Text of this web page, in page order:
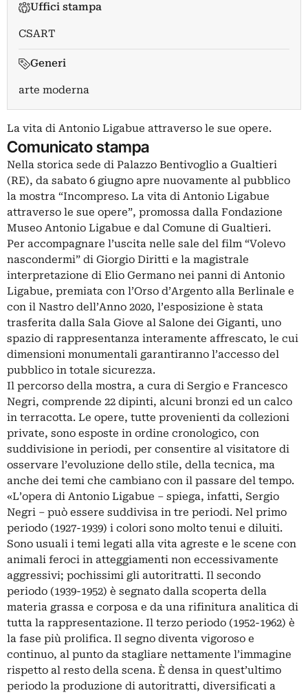
Uffici stampa
CSART
Generi
arte moderna
La vita di Antonio Ligabue attraverso le sue opere.
Comunicato stampa
Nella storica sede di Palazzo Bentivoglio a Gualtieri
(RE), da sabato 6 giugno apre nuovamente al pubblico
la mostra “Incompreso. La vita di Antonio Ligabue
attraverso le sue opere”, promossa dalla Fondazione
Museo Antonio Ligabue e dal Comune di Gualtieri.
Per accompagnare l’uscita nelle sale del film “Volevo
nascondermi” di Giorgio Diritti e la magistrale
interpretazione di Elio Germano nei panni di Antonio
Ligabue, premiata con l’Orso d’Argento alla Berlinale e
con il Nastro dell’Anno 2020, l’esposizione è stata
trasferita dalla Sala Giove al Salone dei Giganti, uno
spazio di rappresentanza interamente affrescato, le cui
dimensioni monumentali garantiranno l’accesso del
pubblico in totale sicurezza.
Il percorso della mostra, a cura di Sergio e Francesco
Negri, comprende 22 dipinti, alcuni bronzi ed un calco
in terracotta. Le opere, tutte provenienti da collezioni
private, sono esposte in ordine cronologico, con
suddivisione in periodi, per consentire al visitatore di
osservare l’evoluzione dello stile, della tecnica, ma
anche dei temi che cambiano con il passare del tempo.
«L’opera di Antonio Ligabue – spiega, infatti, Sergio
Negri – può essere suddivisa in tre periodi. Nel primo
periodo (1927-1939) i colori sono molto tenui e diluiti.
Sono usuali i temi legati alla vita agreste e le scene con
animali feroci in atteggiamenti non eccessivamente
aggressivi; pochissimi gli autoritratti. Il secondo
periodo (1939-1952) è segnato dalla scoperta della
materia grassa e corposa e da una rifinitura analitica di
tutta la rappresentazione. Il terzo periodo (1952-1962) è
la fase più prolifica. Il segno diventa vigoroso e
continuo, al punto da stagliare nettamente l’immagine
rispetto al resto della scena. È densa in quest’ultimo
periodo la produzione di autoritratti, diversificati a